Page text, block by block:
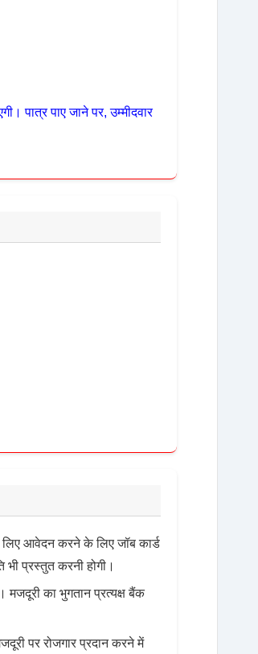
पात्र पाए जाने पर, उम्मीदवार
के लिए आवेदन करने के लिए जॉब कार्ड
प्रस्तुत करनी होगी।
मजदूरी का भुगतान प्रत्यक्ष बैंक
पर रोजगार प्रदान करने में